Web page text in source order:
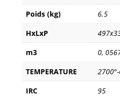
Poids (kg)
6.5
HxLxP
m3
0,
TEMPERATURE
IRC
95